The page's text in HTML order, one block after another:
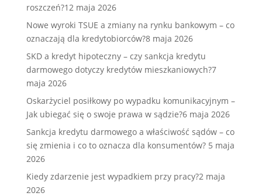
roszczeń?12 maja 2026
Nowe wyroki TSUE a zmiany na rynku bankowym – co
oznaczają dla kredytobiorców?8 maja 2026
SKD a kredyt hipoteczny – czy sankcja kredytu
darmowego dotyczy kredytów mieszkaniowych?7
maja 2026
Oskarżyciel posiłkowy po wypadku komunikacyjnym –
Jak ubiegać się o swoje prawa w sądzie?6 maja 2026
Sankcja kredytu darmowego a właściwość sądów – co
się zmienia i co to oznacza dla konsumentów? 5 maja
2026
Kiedy zdarzenie jest wypadkiem przy pracy?2 maja
2026